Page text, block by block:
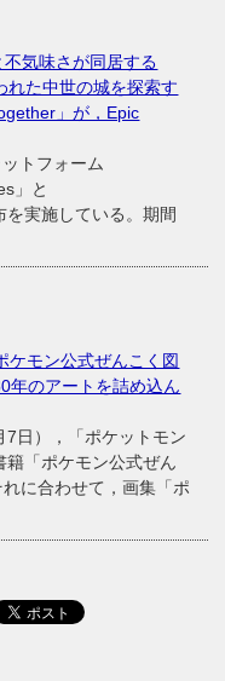
気味さが同居する
れた中世の城を探索す
」が，Epic
トフォーム
」と
を実施している。期間
ケモン公式ぜんこく図
年のアートを詰め込ん
日），「ポケットモン
籍「ポケモン公式ぜん
に合わせて，画集「ポ